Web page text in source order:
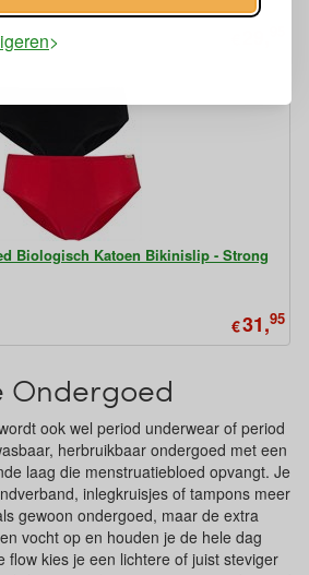
Biologisch Katoen Bikinislip - Strong
€31,95
Ondergoed
ook wel period underwear of period
herbruikbaar ondergoed met een
laag die menstruatiebloed opvangt. Je
inlegkruisjes of tampons meer
gewoon ondergoed, maar de extra
vocht op en houden je de hele dag
flow kies je een lichtere of juist steviger